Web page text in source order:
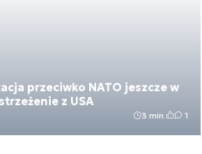
przeciwko NATO jeszcze w
z USA
3 min. 1